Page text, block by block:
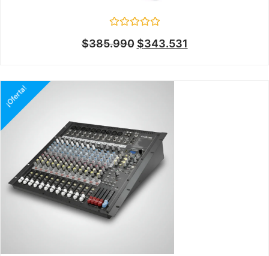
en
$385.990 $343.531
¡Oferta!